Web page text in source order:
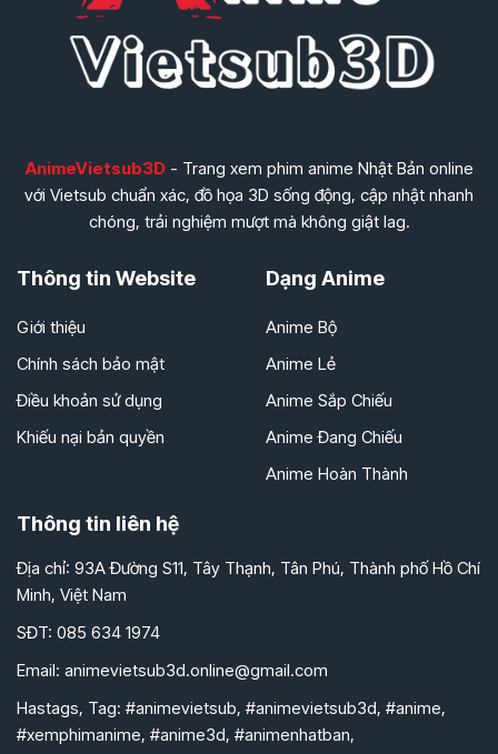
AnimeVietsub3D- Trang xem phim anime Nhật Bản online
với Vietsub chuẩn xác, đồ họa 3D sống động, cập nhật nhanh
chóng, trải nghiệm mượt mà không giật lag.
Thông tin Website
Giới thiệu
Chính sách bảo mật
Điều khoản sử dụng
Khiếu nại bản quyền
Dạng Anime
Anime Bộ
Anime Lẻ
Anime Sắp Chiếu
Anime Đang Chiếu
Anime Hoàn Thành
Thông tin liên hệ
Địa chỉ: 93A Đường S11, Tây Thạnh, Tân Phú, Thành phố Hồ Chí
Minh, Việt Nam
SĐT: 085 634 1974
Email: animevietsub3d.online@gmail.com
Hastags, Tag: #animevietsub, #animevietsub3d, #anime,
#xemphimanime, #anime3d, #animenhatban,